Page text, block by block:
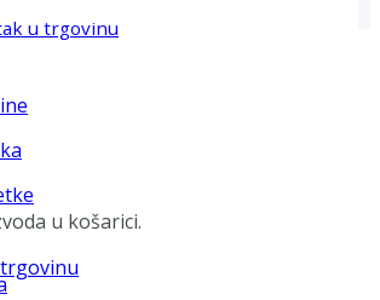
u trgovinu
u košarici.